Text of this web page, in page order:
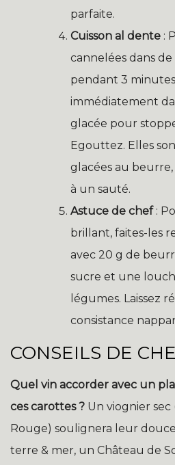
parfaite.
Cuisson al dente :
cannelées dans
pendant 3
immédiatement
glacée pour
Egouttez. Elles
glacées au
à un sauté.
Astuce de chef:
brillant, faites-les
avec 20 g de
sucre et une
légumes. Laissez
consistance
CONSEILS DE
Quel vin accorder avec un
ces carottes ? Un viognier sec
Rouge) soulignera leur
terre & mer, un Château de